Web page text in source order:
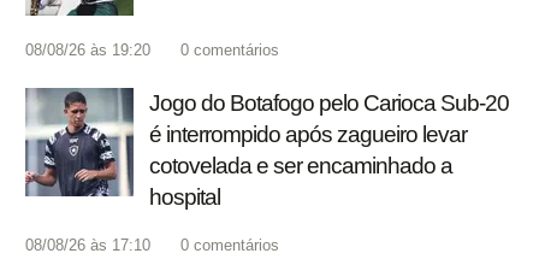
08/08/26 às 19:20 0 comentários
Jogo do Botafogo pelo Carioca Sub-20
é interrompido após zagueiro levar
cotovelada e ser encaminhado a
hospital
08/08/26 às 17:10 0 comentários